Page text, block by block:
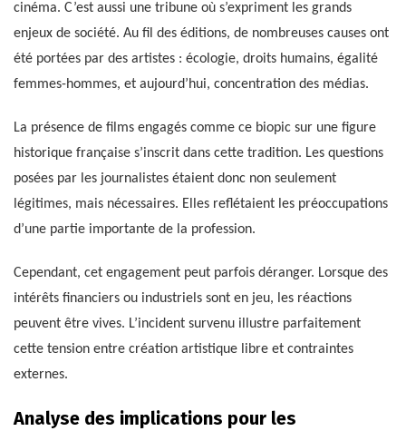
cinéma. C’est aussi une tribune où s’expriment les grands
enjeux de société. Au fil des éditions, de nombreuses causes ont
été portées par des artistes : écologie, droits humains, égalité
femmes-hommes, et aujourd’hui, concentration des médias.
La présence de films engagés comme ce biopic sur une figure
historique française s’inscrit dans cette tradition. Les questions
posées par les journalistes étaient donc non seulement
légitimes, mais nécessaires. Elles reflétaient les préoccupations
d’une partie importante de la profession.
Cependant, cet engagement peut parfois déranger. Lorsque des
intérêts financiers ou industriels sont en jeu, les réactions
peuvent être vives. L’incident survenu illustre parfaitement
cette tension entre création artistique libre et contraintes
externes.
Analyse des implications pour les